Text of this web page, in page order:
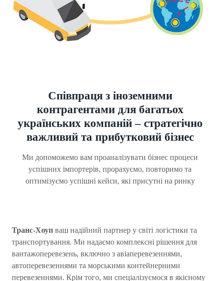
Співпраця з іноземними
контрагентами для багатьох
українських компаній – стратегічно
важливий та прибутковий бізнес
Ми допоможемо вам проаналізувати бізнес процеси
успішних імпортерів, прорахуємо, повторимо та
оптимізуємо успішні кейси, які присутні на ринку
Транс-Хоуп ваш надійний партнер у світі логістики та
транспортування. Ми надаємо комплексні рішення для
вантажоперевезень, включно з авіаперевезеннями,
автоперевезеннями та морськими контейнерними
перевезеннями. Крім того, ми спеціалізуємося в якісному